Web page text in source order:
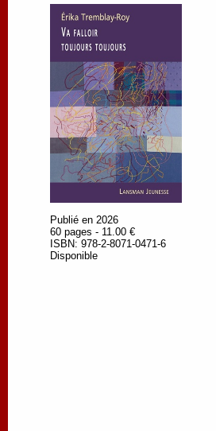
Publié en 2026
60 pages - 11.00 €
ISBN: 978-2-8071-0471-6
Disponible